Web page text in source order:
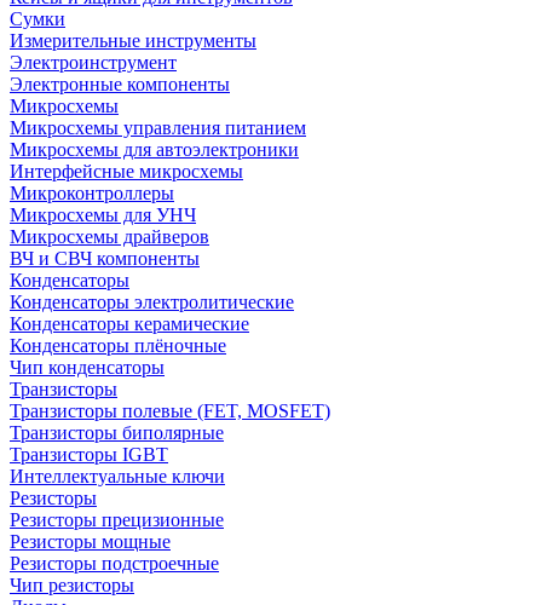
Сумки
Измерительные инструменты
Электроинструмент
Электронные компоненты
Микросхемы
Микросхемы управления питанием
Микросхемы для автоэлектроники
Интерфейсные микросхемы
Микроконтроллеры
Микросхемы для УНЧ
Микросхемы драйверов
ВЧ и СВЧ компоненты
Конденсаторы
Конденсаторы электролитические
Конденсаторы керамические
Конденсаторы плёночные
Чип конденсаторы
Транзисторы
Транзисторы полевые (FET, MOSFET)
Транзисторы биполярные
Транзисторы IGBT
Интеллектуальные ключи
Резисторы
Резисторы прецизионные
Резисторы мощные
Резисторы подстроечные
Чип резисторы